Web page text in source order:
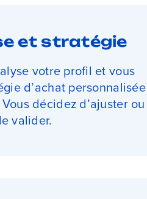
et stratégie
votre profil et vous
d’achat personnalisée
décidez d’ajuster ou
valider.